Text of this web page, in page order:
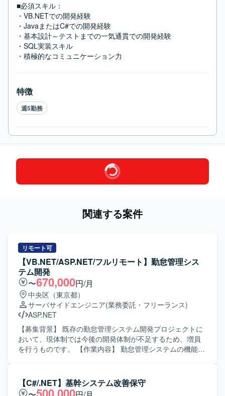
■必須スキル：
・VB.NETでの開発経験
・JavaまたはC#での開発経験
・基本設計～テストまでの一気通貫での開発経験
・SQL実装スキル
・積極的なコミュニケーション力
特徴
週5勤務
関連する案件
リモート可
【VB.NET/ASP.NET/フルリモート】勤怠管理シス
テム開発
〜670,000円/月
中央区（東京都）
サーバサイドエンジニア(業務委託・フリーランス)
ASP.NET
【募集背景】 既存の勤怠管理システム開発プロジェクトに
おいて、現体制では今後の開発体制が不足するため、増員
を行うものです。 【作業内容】 勤怠管理システムの機能追
を用いたWebアプリケーション開発を行い、SQLを用いた
データベース連携やクエリ作成も実施していただきます。
【C#/.NET】基幹システム改善保守